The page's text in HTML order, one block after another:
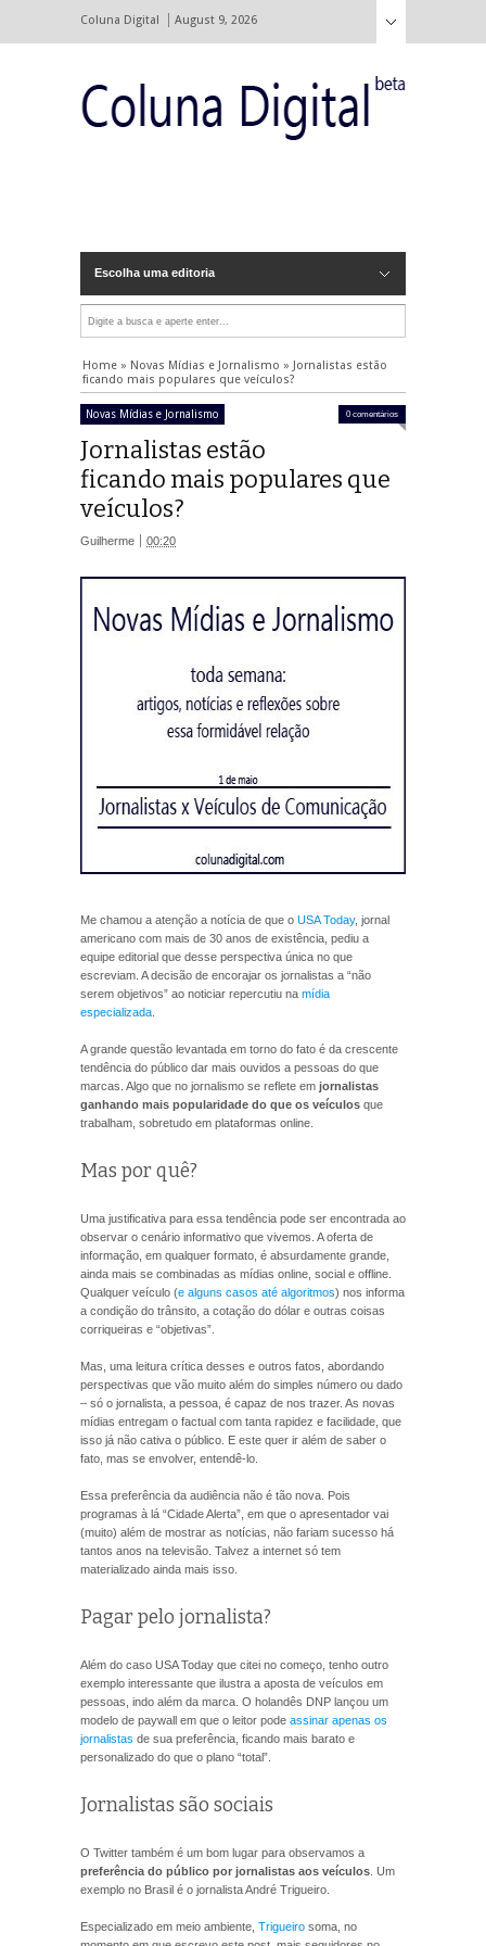
Coluna Digital August 9, 2026
Escolha uma editoria
Home » Novas Mídias e Jornalismo » Jornalistas estão
ficando mais populares que veículos?
Novas Mídias e Jornalismo 0 comentários
Jornalistas estão
ficando mais populares que
veículos?
00:20
Guilherme
Me chamou a atenção a notícia de que o USA Today, jornal
americano com mais de 30 anos de existência, pediu a
equipe editorial que desse perspectiva única no que
escreviam. A decisão de encorajar os jornalistas a “não
serem objetivos” ao noticiar repercutiu na mídia
especializada
A grande questão levantada em torno do fato é da crescente
tendência do público dar mais ouvidos a pessoas do que
marcas. Algo que no jornalismo se reflete em jornalistas
ganhando mais popularidade do que os veículos que
trabalham, sobretudo em plataformas online.
Mas por quê?
Uma justificativa para essa tendência pode ser encontrada ao
observar o cenário informativo que vivemos. A oferta de
informação, em qualquer formato, é absurdamente grande,
ainda mais se combinadas as mídias online, social e offline.
Qualquer veículo (e alguns casos até algoritmos) nos informa
a condição do trânsito, a cotação do dólar e outras coisas
corriqueiras e “objetivas”.
Mas, uma leitura crítica desses e outros fatos, abordando
perspectivas que vão muito além do simples número ou dado
– só o jornalista, a pessoa, é capaz de nos trazer. As novas
mídias entregam o factual com tanta rapidez e facilidade, que
isso já não cativa o público. E este quer ir além de saber o
fato, mas se envolver, entendê-lo.
Essa preferência da audiência não é tão nova. Pois
programas à lá “Cidade Alerta”, em que o apresentador vai
(muito) além de mostrar as notícias, não fariam sucesso há
tantos anos na televisão. Talvez a internet só tem
materializado ainda mais isso.
Pagar pelo jornalista?
Além do caso USA Today que citei no começo, tenho outro
exemplo interessante que ilustra a aposta de veículos em
pessoas, indo além da marca. O holandês DNP lançou um
modelo de paywall em que o leitor pode assinar apenas os
jornalistas de sua preferência, ficando mais barato e
personalizado do que o plano “total”.
Jornalistas são sociais
O Twitter também é um bom lugar para observamos a
preferência do público por jornalistas aos veículos . Um
exemplo no Brasil é o jornalista André Trigueiro.
Especializado em meio ambiente, Trigueiro soma, no